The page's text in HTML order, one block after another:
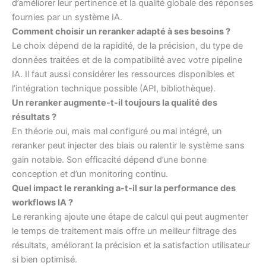
d’améliorer leur pertinence et la qualité globale des réponses
fournies par un système IA.
Comment choisir un reranker adapté à ses besoins ?
Le choix dépend de la rapidité, de la précision, du type de
données traitées et de la compatibilité avec votre pipeline
IA. Il faut aussi considérer les ressources disponibles et
l’intégration technique possible (API, bibliothèque).
Un reranker augmente-t-il toujours la qualité des
résultats ?
En théorie oui, mais mal configuré ou mal intégré, un
reranker peut injecter des biais ou ralentir le système sans
gain notable. Son efficacité dépend d’une bonne
conception et d’un monitoring continu.
Quel impact le reranking a-t-il sur la performance des
workflows IA ?
Le reranking ajoute une étape de calcul qui peut augmenter
le temps de traitement mais offre un meilleur filtrage des
résultats, améliorant la précision et la satisfaction utilisateur
si bien optimisé.